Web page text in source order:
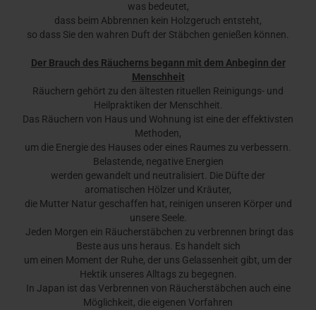
was bedeutet,
dass beim Abbrennen kein Holzgeruch entsteht,
so dass Sie den wahren Duft der Stäbchen genießen können.
Der Brauch des Räucherns begann mit dem Anbeginn der
Menschheit
Räuchern gehört zu den ältesten rituellen Reinigungs- und
Heilpraktiken der Menschheit.
Das Räuchern von Haus und Wohnung ist eine der effektivsten
Methoden,
um die Energie des Hauses oder eines Raumes zu verbessern.
Belastende, negative Energien
werden gewandelt und neutralisiert. Die Düfte der
aromatischen Hölzer und Kräuter,
die Mutter Natur geschaffen hat, reinigen unseren Körper und
unsere Seele.
Jeden Morgen ein Räucherstäbchen zu verbrennen bringt das
Beste aus uns heraus. Es handelt sich
um einen Moment der Ruhe, der uns Gelassenheit gibt, um der
Hektik unseres Alltags zu begegnen.
In Japan ist das Verbrennen von Räucherstäbchen auch eine
Möglichkeit, die eigenen Vorfahren